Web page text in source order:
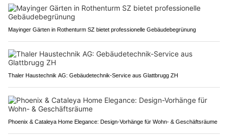
Mayinger Gärten in Rothenturm SZ bietet professionelle Gebäudebegrünung
Thaler Haustechnik AG: Gebäudetechnik-Service aus Glattbrugg ZH
Phoenix & Cataleya Home Elegance: Design-Vorhänge für Wohn- & Geschäftsräume